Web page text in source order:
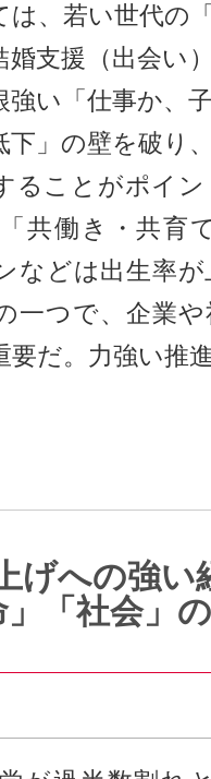
は、若い世代の
婚支援（出会い
強い「仕事か、
下」の壁を破り
ることがポイ
共働き・共育
などは出生率
一つで、企業
要だ。力強い推
への強い
」「社会」